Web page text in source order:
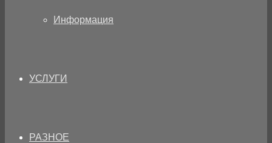
Информация
УСЛУГИ
РАЗНОЕ